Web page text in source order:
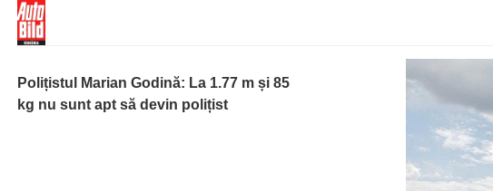
Polițistul Marian Godină: La 1.77 m și 85
kg nu sunt apt să devin polițist